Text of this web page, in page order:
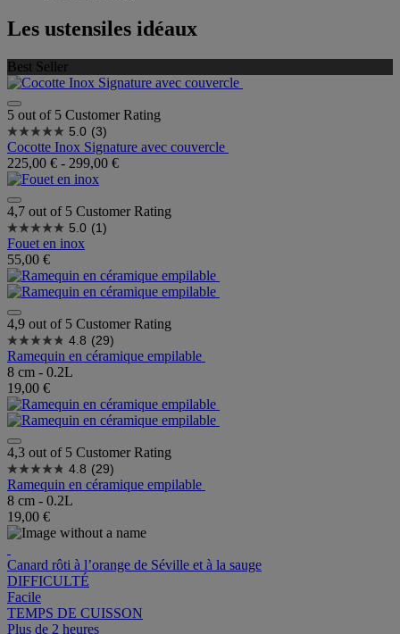
Les ustensiles idéaux
Best Seller
5 out of 5 Customer Rating
5.0 (3)
Cocotte Inox Signature avec couvercle
225,00 € - 299,00 €
4,7 out of 5 Customer Rating
5.0 (1)
Fouet en inox
55,00 €
4,9 out of 5 Customer Rating
4.8 (29)
Ramequin en céramique empilable
8 cm - 0.2L
19,00 €
4,3 out of 5 Customer Rating
4.8 (29)
Ramequin en céramique empilable
8 cm - 0.2L
19,00 €
Canard rôti à l’orange de Séville et à la sauge
DIFFICULTÉ
Facile
TEMPS DE CUISSON
Plus de 2 heures